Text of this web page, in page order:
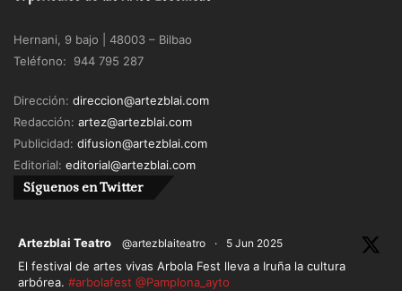
Hernani, 9 bajo | 48003 – Bilbao
Teléfono: 944 795 287
Dirección: direccion@artezblai.com
Redacción: artez@artezblai.com
Publicidad: difusion@artezblai.com
Editorial: editorial@artezblai.com
Síguenos en Twitter
Artezblai Teatro @artezblaiteatro · 5 Jun 2025
El festival de artes vivas Arbola Fest lleva a Iruña la cultura
arbórea. #arbolafest @Pamplona_ayto